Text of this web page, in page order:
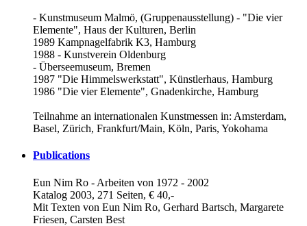
- Kunstmuseum Malmö, (Gruppenausstellung) - "Die vier
Elemente", Haus der Kulturen, Berlin
1989 Kampnagelfabrik K3, Hamburg
1988 - Kunstverein Oldenburg
- Überseemuseum, Bremen
1987 "Die Himmelswerkstatt", Künstlerhaus, Hamburg
1986 "Die vier Elemente", Gnadenkirche, Hamburg
Teilnahme an internationalen Kunstmessen in: Amsterdam,
Basel, Zürich, Frankfurt/Main, Köln, Paris, Yokohama
Publications
Eun Nim Ro - Arbeiten von 1972 - 2002
Katalog 2003, 271 Seiten, € 40,-
Mit Texten von Eun Nim Ro, Gerhard Bartsch, Margarete
Friesen, Carsten Best